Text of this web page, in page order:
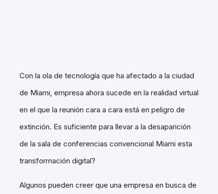
Con la ola de tecnología que ha afectado a la ciudad
de Miami, empresa ahora sucede en la realidad virtual
en el que la reunión cara a cara está en peligro de
extinción. Es suficiente para llevar a la desaparición
de la sala de conferencias convencional Miami esta
transformación digital?
Algunos pueden creer que una empresa en busca de